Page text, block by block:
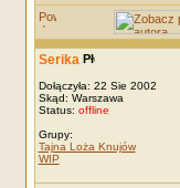
Serika
Dołączyła: 22 Sie 2002
Skąd: Warszawa
Status: offline
Grupy:
Tajna Loża Knujów
WIP